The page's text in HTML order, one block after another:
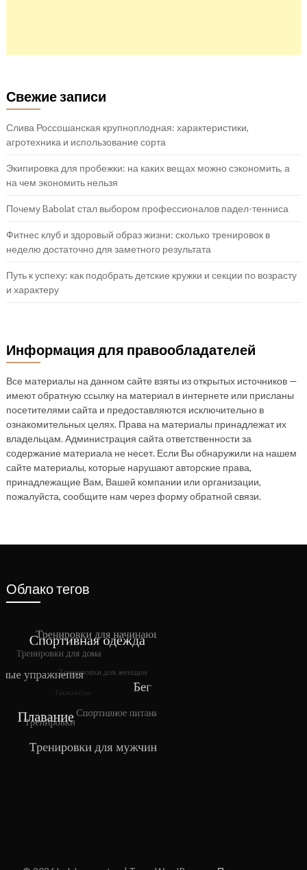
Свежие записи
Слива Россошанская крупноплодная: характеристики,
агротехника и использование сорта
Экипировка для пробежки: на каких вещах можно сэкономить, а
на чем экономить нельзя
Почему Babolat стал выбором профессионалов падел-тенниса
Фитнес клуб и здоровый образ жизни: сколько тренировок в
неделю достаточно для заметного результата
Путь к успеху: как подобрать детские кружки и секции по возрасту
и характеру
Информация для правообладателей
Все материалы на данном сайте взяты из открытых источников —
имеют обратную ссылку на материал в интернете или присланы
посетителями сайта и предоставляются исключительно в
ознакомительных целях. Права на материалы принадлежат их
владельцам. Администрация сайта ответственности за
содержание материала не несет. Если Вы обнаружили на нашем
сайте материалы, которые нарушают авторские права,
принадлежащие Вам, Вашей компании или организации,
пожалуйста, сообщите нам через форму обратной связи.
Облако тегов